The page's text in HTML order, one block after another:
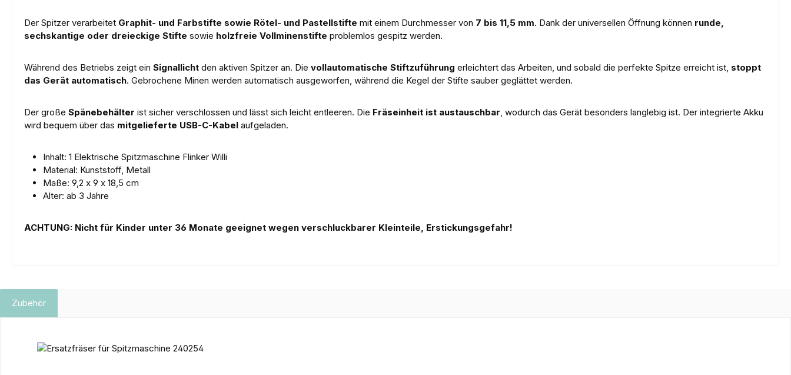
Der Spitzer verarbeitet Graphit- und Farbstifte sowie Rötel- und Pastellstifte mit einem Durchmesser von 7 bis 11,5 mm. Dank der universellen Öffnung können runde,
sechskantige oder dreieckige Stifte sowie holzfreie Vollminenstifte problemlos gespitz werden.
Während des Betriebs zeigt ein Signallicht den aktiven Spitzer an. Die vollautomatische Stiftzuführung erleichtert das Arbeiten, und sobald die perfekte Spitze erreicht ist, stoppt
das Gerät automatisch. Gebrochene Minen werden automatisch ausgeworfen, während die Kegel der Stifte sauber geglättet werden.
Der große Spänebehälter ist sicher verschlossen und lässt sich leicht entleeren. Die Fräseinheit ist austauschbar, wodurch das Gerät besonders langlebig ist. Der integrierte Akku
wird bequem über das mitgelieferte USB-C-Kabel aufgeladen.
Inhalt: 1 Elektrische Spitzmaschine Flinker Willi
Material: Kunststoff, Metall
Maße: 9,2 x 9 x 18,5 cm
Alter: ab 3 Jahre
ACHTUNG: Nicht für Kinder unter 36 Monate geeignet wegen verschluckbarer Kleinteile, Erstickungsgefahr!
Zubehör